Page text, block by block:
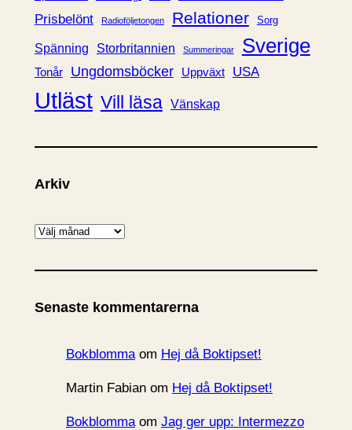
Prisbelönt
Radioföljetongen Relationer Sorg
Spänning Storbritannien Summeringar Sverige
Tonår Ungdomsböcker Uppväxt USA
Utläst Vill läsa Vänskap
Arkiv
A
k
v
Senaste kommentarerna
Bokblommaom Hej då Boktipset!
Martin Fabianom Hej då Boktipset!
Bokblommaom Jag ger upp: Intermezzo